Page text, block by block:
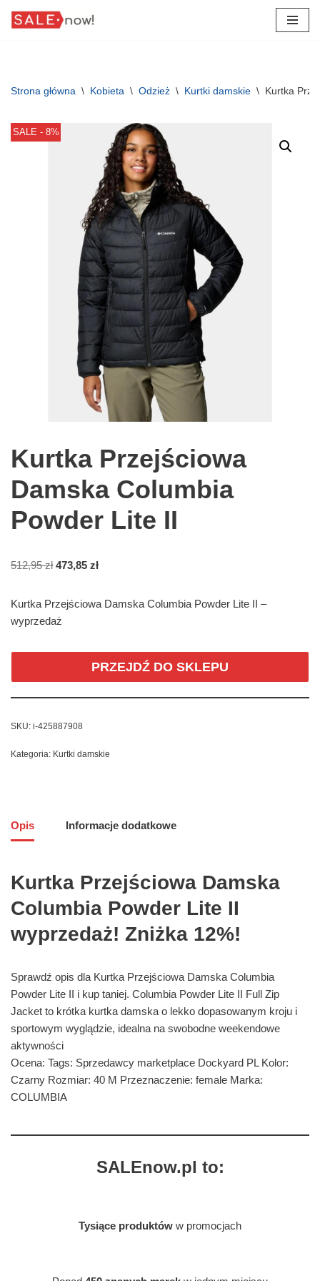
Strona główna \ Kobieta \ Odzież \ Kurtki damskie \ Kurtka
SALE - 8%
Kurtka Przejściowa
Damska Columbia
Powder Lite II
512,95zł 473,85 zł
Kurtka Przejściowa Damska Columbia Powder Lite II –
wyprzedaż
PRZEJDŹ DO SKLEPU
SKU: i-425887908
Kategoria: Kurtki damskie
Opis Informacje dodatkowe
Kurtka Przejściowa Damska
Columbia Powder Lite II
wyprzedaż! Zniżka 12%!
Sprawdź opis dla Kurtka Przejściowa Damska Columbia
Powder Lite II i kup taniej. Columbia Powder Lite II Full Zip
Jacket to krótka kurtka damska o lekko dopasowanym kroju i
sportowym wyglądzie, idealna na swobodne weekendowe
aktywności
Ocena: Tags: Sprzedawcy marketplace Dockyard PL Kolor:
Czarny Rozmiar: 40 M Przeznaczenie: female Marka:
COLUMBIA
SALEnow.pl to:
Tysiące produktów w promocjach